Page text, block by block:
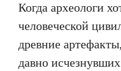
Когда археологи
человеческой
древние
давно